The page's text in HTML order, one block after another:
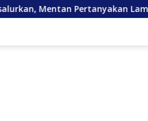
Lambannya Pemulihan